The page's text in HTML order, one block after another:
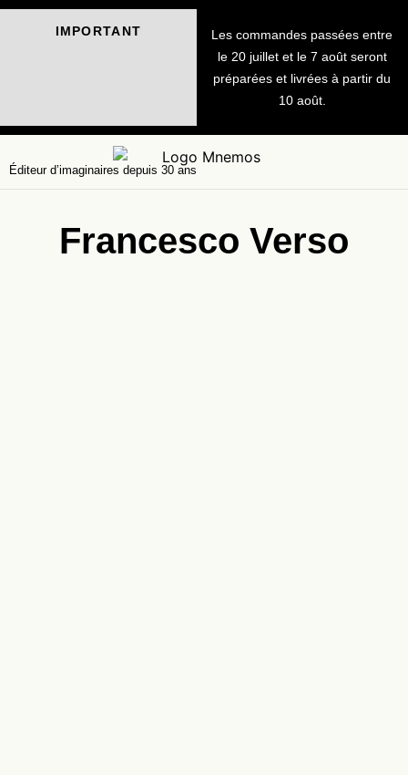
IMPORTANT
Les commandes passées entre
le 20 juillet et le 7 août seront
préparées et livrées à partir du
10 août.
Éditeur d’imaginaires depuis 30 ans
Francesco Verso